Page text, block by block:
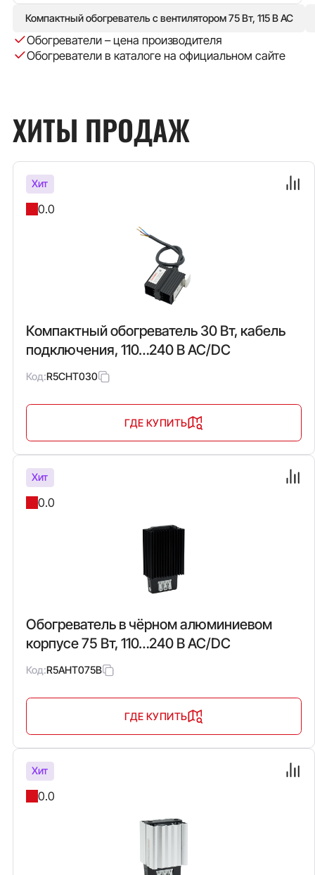
Компактный обогреватель с вентилятором 75 Вт, 115 В AC
Обогреватели – цена производителя
Обогреватели в каталоге на официальном сайте
ХИТЫ ПРОДАЖ
Хит
0.0
Компактный обогреватель 30 Вт, кабель
подключения, 110…240 В AC/DC
Код:R5CHT030
ГДЕ КУПИТЬ
Хит
0.0
Обогреватель в чёрном алюминиевом
корпусе 75 Вт, 110…240 В AC/DC
Код:R5AHT075B
ГДЕ КУПИТЬ
Хит
0.0